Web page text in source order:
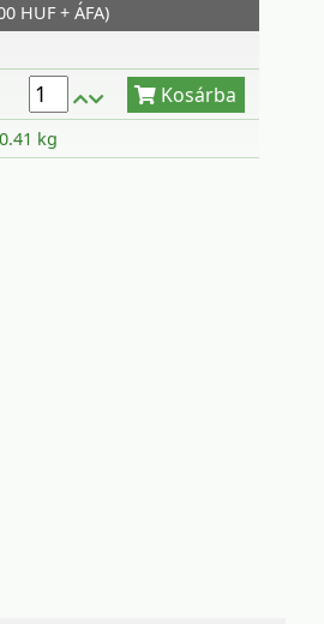
HUF + ÁFA)
Kosárba
0.41 kg